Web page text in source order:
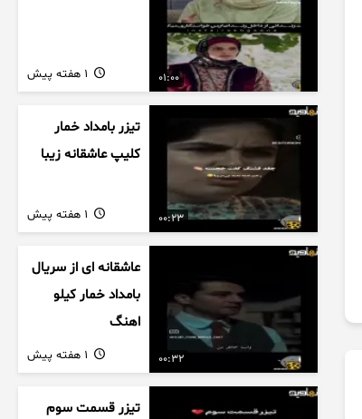
01:00
00:23
تیزر بامداد خمار
کلیپ عاشقانه زیبا
00:32
عاشقانه ای از سریال
بامداد خمار کیلو
اهنگ
تیزر قسمت سوم